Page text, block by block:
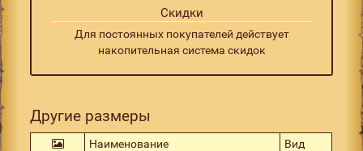
Скидки
Для постоянных покупателей действует
накопительная система скидок
Другие размеры
Наименование Вид